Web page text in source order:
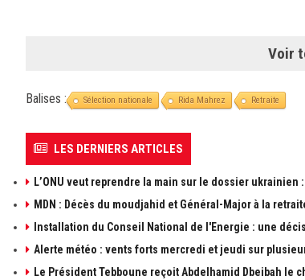
Voir
Balises : Sélection nationale Rida Mahrez Retraite
LES DERNIERS ARTICLES
L’ONU veut reprendre la main sur le dossier
MDN : Décès du moudjahid et Général-Major à la
Installation du Conseil National de l'Energie : une
Alerte météo : vents forts mercredi et jeudi sur
Le Président Tebboune reçoit Abdelhamid Dbeibah le